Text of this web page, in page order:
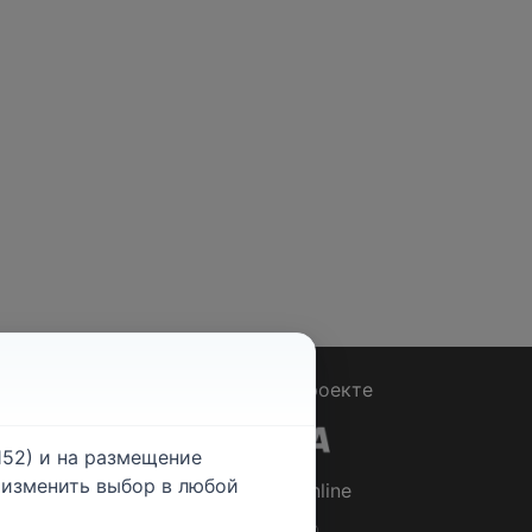
О проекте
© 2026Rabotniki.online
и на размещение
выбор в любой